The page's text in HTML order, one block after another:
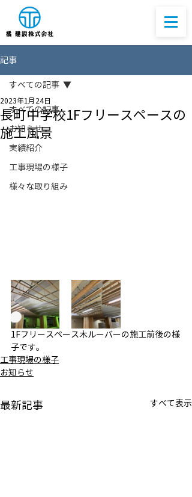
記事
すべての記事
お知らせ
実績紹介
工事現場の様子
様々な取り組み
すべての記事
長町中学校1Fフリースペースの
施工風景
2023年1月24日
1Fフリースペース木ルーバーの施工前後の様
子です。
工事現場の様子
お知らせ
最新記事 すべて表示